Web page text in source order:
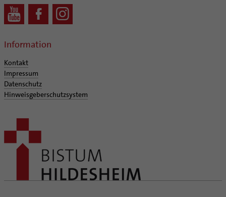
Information
Kontakt
Impressum
Datenschutz
Hinweisgeberschutzsystem